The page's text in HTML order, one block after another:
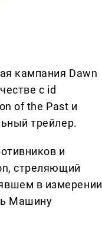
кампания Dawn
с id
of the Past и
трейлер.
и
стреляющий
в измерении
Машину